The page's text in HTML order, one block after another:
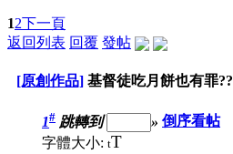
12下一頁
返回列表 回覆 發帖
[原創作品] 基督徒吃月餅也有罪??
1# 跳轉到 » 倒序看帖
字體大小: tT